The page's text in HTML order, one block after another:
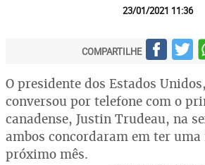
23/01/2021 11:36
COMPARTILHE
O presidente dos Estados
conversou por telefone com o
canadense, Justin Trudeau, na
ambos concordaram em ter uma
próximo mês.